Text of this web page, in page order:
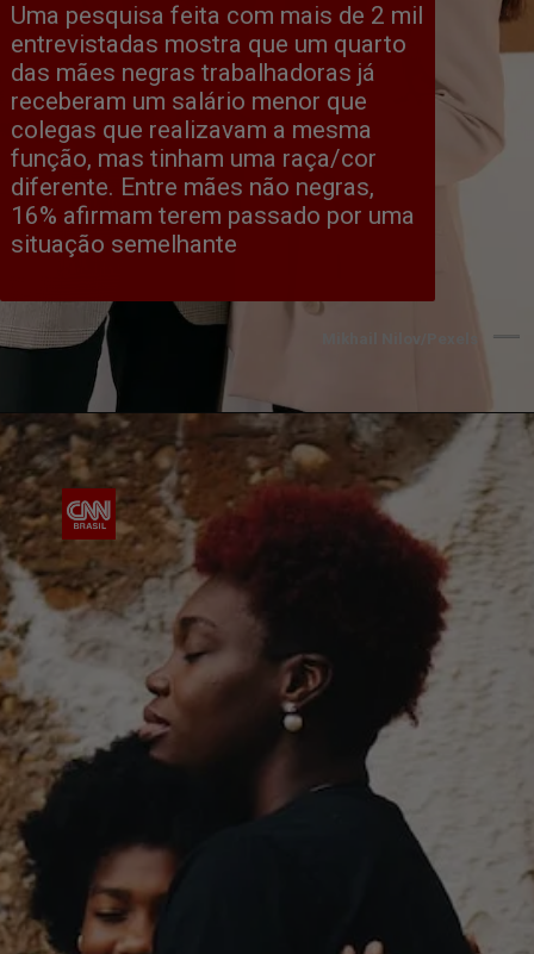
Uma pesquisa feita com mais de 2 mil
entrevistadas mostra que um quarto
das mães negras trabalhadoras já
receberam um salário menor que
colegas que realizavam a mesma
função, mas tinham uma raça/cor
diferente. Entre mães não negras,
16% afirmam terem passado por uma
situação semelhante